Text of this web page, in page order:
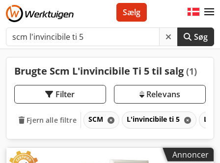
Søg
Sælg
Brugte Scm L'invincibile Ti 5 til salg (1)
Filter Relevans
Fjern alle filtre SCM L'invincibile ti 5
Annoncer